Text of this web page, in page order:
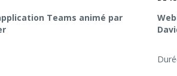
Teams animé par